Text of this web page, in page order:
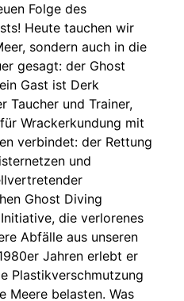
Folge des
Heute tauchen wir
sondern auch in die
gesagt: der Ghost
Gast ist Derk
Taucher und Trainer,
Wrackerkundung mit
verbindet: der Rettung
und
Ghost Diving
die verlorenes
Abfälle aus unseren
Jahren erlebt er
Plastikverschmutzung
Meere belasten. Was